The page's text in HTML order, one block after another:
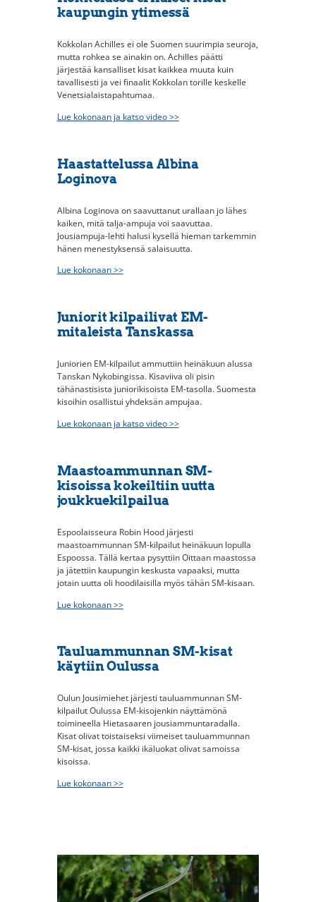
kaupungin ytimessä
Kokkolan Achilles ei ole Suomen suurimpia seuroja,
mutta rohkea se ainakin on. Achilles päätti
järjestää kansalliset kisat kaikkea muuta kuin
tavallisesti ja vei finaalit Kokkolan torille keskelle
Venetsialaistapahtumaa.
Lue kokonaan ja katso video >>
Haastattelussa Albina
Loginova
Albina Loginova on saavuttanut urallaan jo lähes
kaiken, mitä talja-ampuja voi saavuttaa.
Jousiampuja-lehti halusi kysellä hieman tarkemmin
hänen menestyksensä salaisuutta.
Lue kokonaan >>
Juniorit kilpailivat EM-
mitaleista Tanskassa
Juniorien EM-kilpailut ammuttiin heinäkuun alussa
Tanskan Nykobingissa. Kisaviiva oli pisin
tähänastisista juniorikisoista EM-tasolla. Suomesta
kisoihin osallistui yhdeksän ampujaa.
Lue kokonaan ja katso video >>
Maastoammunnan SM-
kisoissa kokeiltiin uutta
joukkuekilpailua
Espoolaisseura Robin Hood järjesti
maastoammunnan SM-kilpailut heinäkuun lopulla
Espoossa. Tällä kertaa pysyttiin Oittaan maastossa
ja jätettiin kaupungin keskusta vapaaksi, mutta
jotain uutta oli hoodilaisilla myös tähän SM-kisaan.
Lue kokonaan >>
Tauluammunnan SM-kisat
käytiin Oulussa
Oulun Jousimiehet järjesti tauluammunnan SM-
kilpailut Oulussa EM-kisojenkin näyttämönä
toimineella Hietasaaren jousiammuntaradalla.
Kisat olivat toistaiseksi viimeiset tauluammunnan
SM-kisat, jossa kaikki ikäluokat olivat samoissa
kisoissa.
Lue kokonaan >>